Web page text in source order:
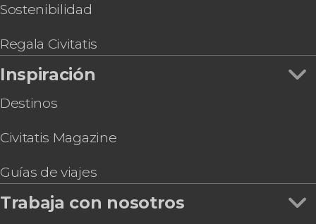
Royal Edinburgh Ticket
Sightseeing
Sostenibilidad
Regala Civitatis
Inspiración
Destinos
Civitatis Magazine
Guías de viajes
Trabaja con nosotros